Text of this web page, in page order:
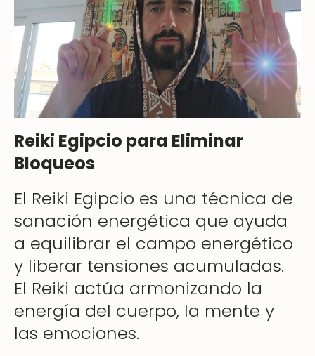
Reiki Egipcio para Eliminar
Bloqueos
El Reiki Egipcio es una técnica de
sanación energética que ayuda
a equilibrar el campo energético
y liberar tensiones acumuladas.
El Reiki actúa armonizando la
energía del cuerpo, la mente y
las emociones.